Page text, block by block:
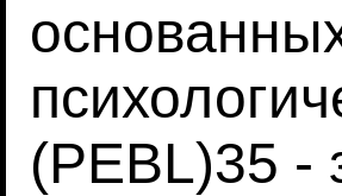
(PEBL)35 -